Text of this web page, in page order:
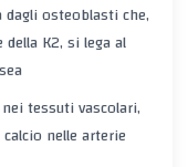
osteoblasti che,
K2, si lega al
tessuti vascolari,
nelle arterie